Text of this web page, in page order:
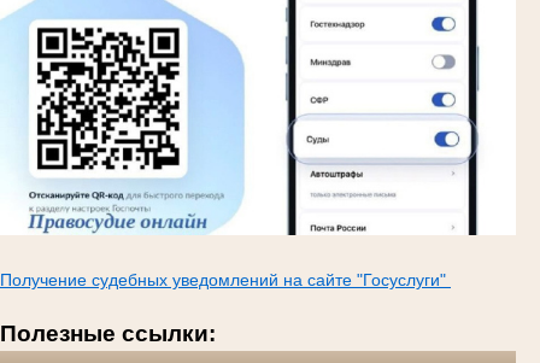
Получение судебных уведомлений на сайте "Госуслуги"
Полезные ссылки: